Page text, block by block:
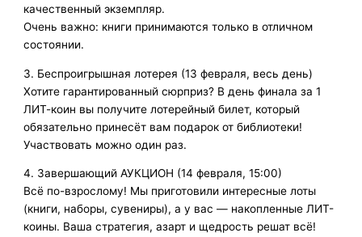
качественный экземпляр.
Очень важно: книги принимаются только в отличном
состоянии.
3. Беспроигрышная лотерея (13 февраля, весь день)
Хотите гарантированный сюрприз? В день финала за 1
ЛИТ-коин вы получите лотерейный билет, который
обязательно принесёт вам подарок от библиотеки!
Участвовать можно один раз.
4. Завершающий АУКЦИОН (14 февраля, 15:00)
Всё по-взрослому! Мы приготовили интересные лоты
(книги, наборы, сувениры), а у вас — накопленные ЛИТ-
коины. Ваша стратегия, азарт и щедрость решат всё!